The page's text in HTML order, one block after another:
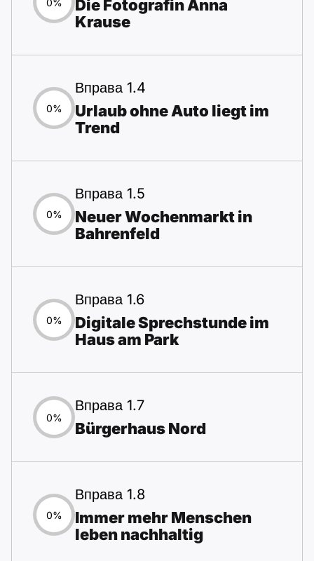
Die Fotografin Anna
Krause
0%
Вправа 1.4
Urlaub ohne Auto liegt im
Trend
0%
Вправа 1.5
Neuer Wochenmarkt in
Bahrenfeld
0%
Вправа 1.6
Digitale Sprechstunde im
Haus am Park
0%
Вправа 1.7
Bürgerhaus Nord
0%
Вправа 1.8
Immer mehr Menschen
leben nachhaltig